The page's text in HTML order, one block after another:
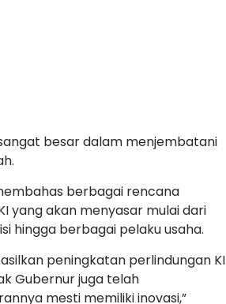
besar dalam menjembatani
berbagai rencana
yang akan menyasar mulai dari
hingga berbagai pelaku usaha.
peningkatan perlindungan KI
Gubernur juga telah
mesti memiliki inovasi,”